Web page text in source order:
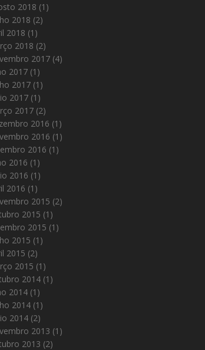
2018 (1)
2018 (2)
2018 (1)
2018 (2)
2017(4)
2017(1)
2017(1)
2017(1)
2017(2)
2016 (1)
2016 (1)
2016 (1)
2016 (1)
2016 (1)
2016 (1)
2015 (2)
2015 (1)
2015 (1)
2015 (1)
2015 (2)
2015 (1)
2014(1)
2014(1)
2014(1)
2014(2)
2013 (1)
2013 (2)